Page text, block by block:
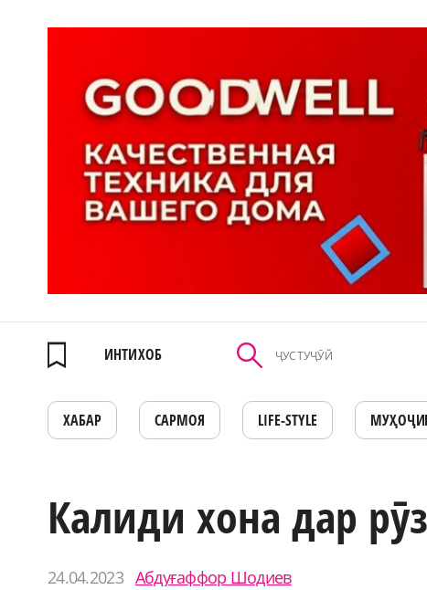
ИНТИХОБ
ХАБАР САРМОЯ LIFE-STYLE
Калиди хона дар
24.04.2023 Абдуғаффор Шодиев